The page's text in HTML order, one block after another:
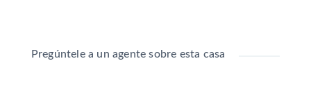
Estar de televisión y oficina
Pregúntele a un agente sobre esta casa